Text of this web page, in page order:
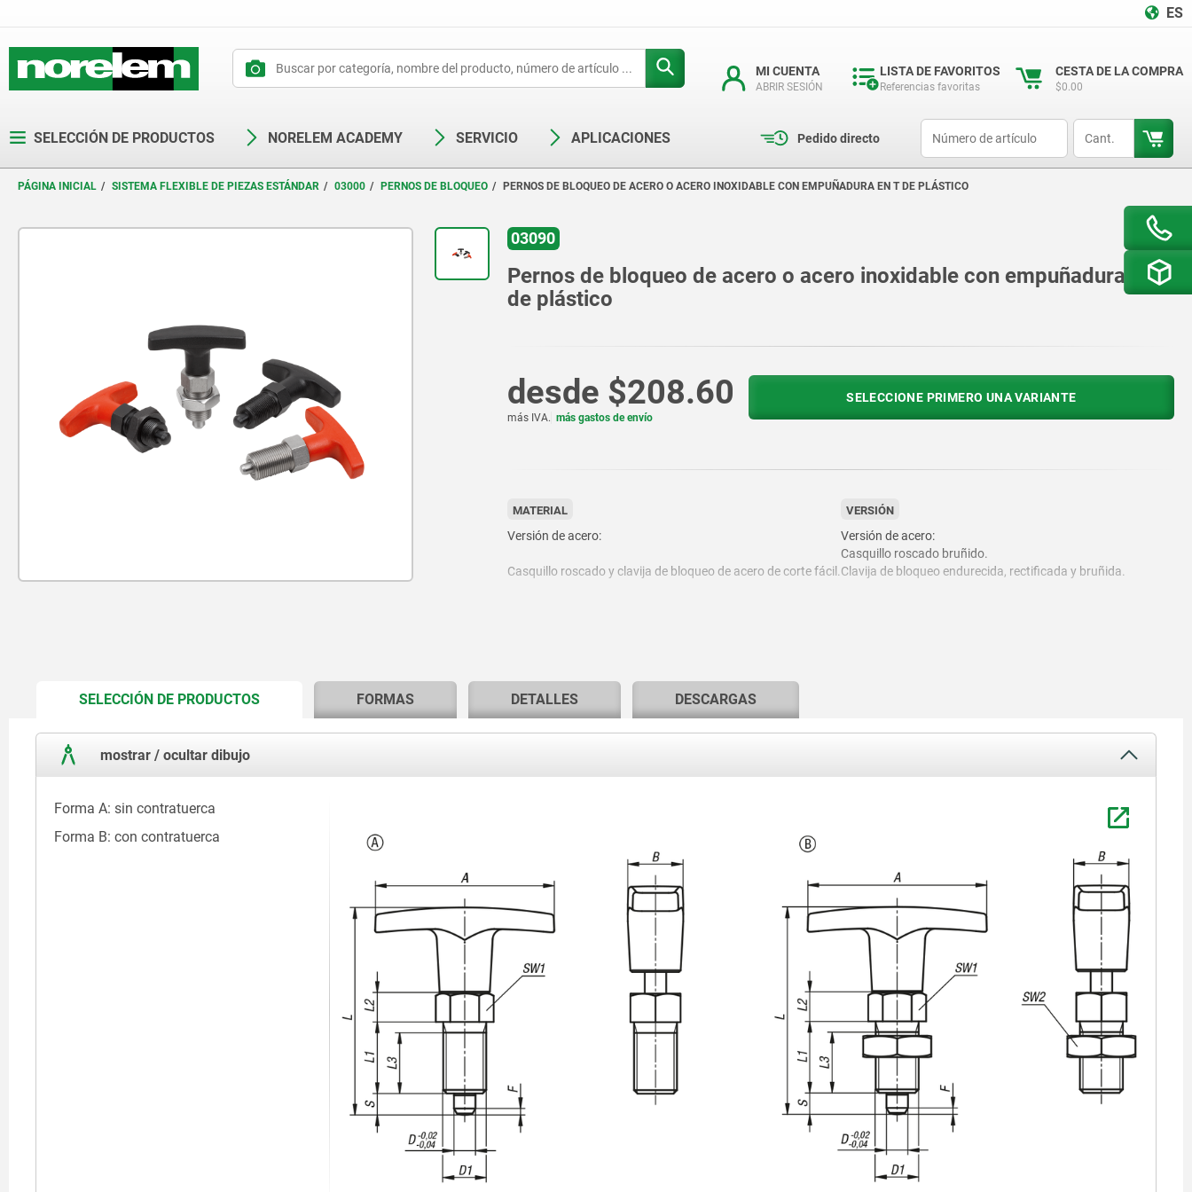
ES
MI CUENTA
ABRIR SESIÓN
LISTA DE FAVORITOS
Referencias favoritas
CESTA DE LA COMPRA
$0.00
SELECCIÓN DE PRODUCTOS NORELEM ACADEMY SERVICIO APLICACIONES Pedido directo
PÁGINA INICIAL SISTEMA FLEXIBLE DE PIEZAS ESTÁNDAR 03000 PERNOS DE BLOQUEO PERNOS DE BLOQUEO DE ACERO O ACERO INOXIDABLE CON EMPUÑADURA EN T DE PLÁSTICO
03090
Pernos de bloqueo de acero o acero inoxidable con empuñadura en T
de plástico
desde $208.60
más IVA. más gastos de envío
SELECCIONE PRIMERO UNA VARIANTE
MATERIAL
Versión de acero:
Casquillo roscado y clavija de bloqueo de acero de corte fácil.
Casquillo roscado 1.4305.
Clavija de bloqueo 1.4034.
VERSIÓN
Versión de acero:
Casquillo roscado bruñido.
Clavija de bloqueo endurecida, rectificada y bruñida.
RAL3020
SELECCIÓN DE PRODUCTOSCURRENT
FORMAS DETALLES DESCARGAS
mostrar / ocultar dibujo
Forma A: sin contratuerca
Forma B: con contratuerca